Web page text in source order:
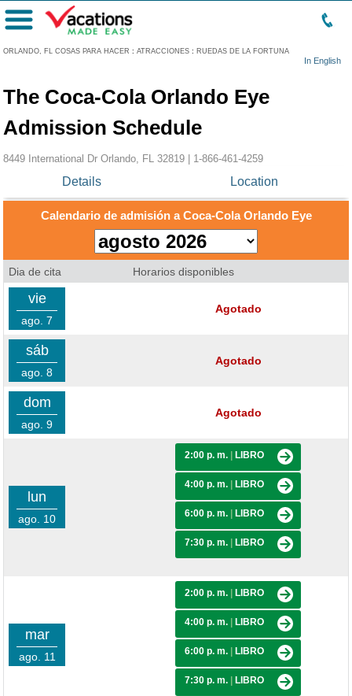
ORLANDO, FL COSAS PARA HACER : ATRACCIONES : RUEDAS DE LA FORTUNA
In English
Menú
The Coca-Cola Orlando Eye
Admission Schedule
8449 International Dr Orlando, FL 32819 | 1-866-461-4259
Details Location
Calendario de admisión a Coca-Cola Orlando Eye
Dia de cita Horarios disponibles
vie
ago. 7
Agotado
sáb
ago. 8
Agotado
dom
ago. 9
Agotado
lun
ago. 10
2:00 p. m. LIBRO
4:00 p. m. LIBRO
6:00 p. m. LIBRO
7:30 p. m. LIBRO
mar
ago. 11
2:00 p. m. LIBRO
4:00 p. m. LIBRO
6:00 p. m. LIBRO
7:30 p. m. LIBRO